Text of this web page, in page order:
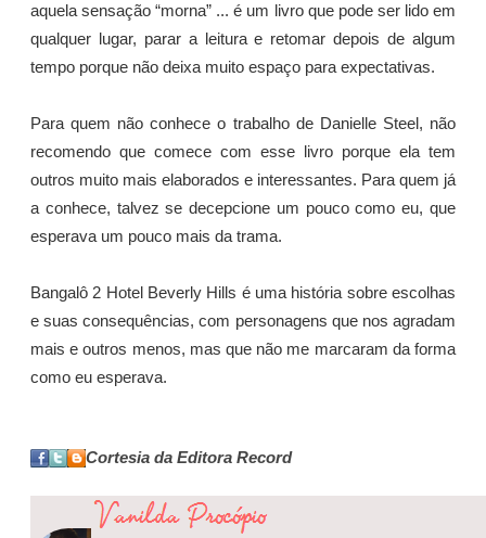
aquela sensação “morna” ... é um livro que pode ser lido em
qualquer lugar, parar a leitura e retomar depois de algum
tempo porque não deixa muito espaço para expectativas.
Para quem não conhece o trabalho de Danielle Steel, não
recomendo que comece com esse livro porque ela tem
outros muito mais elaborados e interessantes. Para quem já
a conhece, talvez se decepcione um pouco como eu, que
esperava um pouco mais da trama.
Bangalô 2 Hotel Beverly Hills é uma história sobre escolhas
e suas consequências, com personagens que nos agradam
mais e outros menos, mas que não me marcaram da forma
como eu esperava.
Cortesia da Editora Record